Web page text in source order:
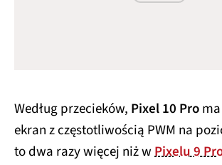
Według przecieków, Pixel 10 Pro
ekran z częstotliwością PWM na
to dwa razy więcej niż wPixelu 9